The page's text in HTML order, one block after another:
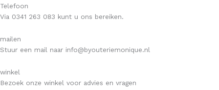
Telefoon
Via 0341 263 083 kunt u ons bereiken.
mailen
Stuur een mail naar info@byouteriemonique.nl
winkel
Bezoek onze winkel voor advies en vragen